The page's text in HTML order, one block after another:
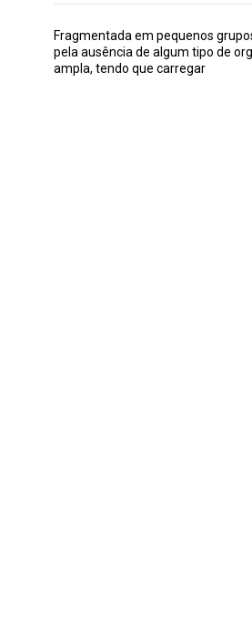
Fragmentada em pequenos
pela ausência de algum tipo de
ampla, tendo que carregar